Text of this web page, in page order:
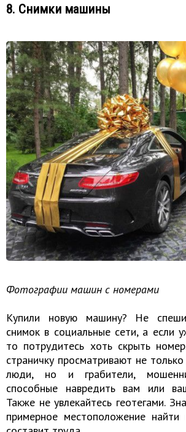
8. Снимки машины
Фотографии машин с номерами
Купили новую машину? Не
снимок в социальные сети, а если
то потрудитесь хоть скрыть
страничку просматривают не
люди, но и грабители,
способные навредить вам или
Также не увлекайтесь геотегами.
примерное местоположение